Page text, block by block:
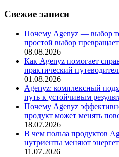
Свежие записи
Почему Agenyz — выбор
простой выбор
08.08.2026
Как Agenyz помогает
практический
01.08.2026
Agenyz: комплексный
путь к устойчивым
Почему Agenyz
продукт может менять
18.07.2026
В чем польза продуктов
нутриенты меняют
11.07.2026